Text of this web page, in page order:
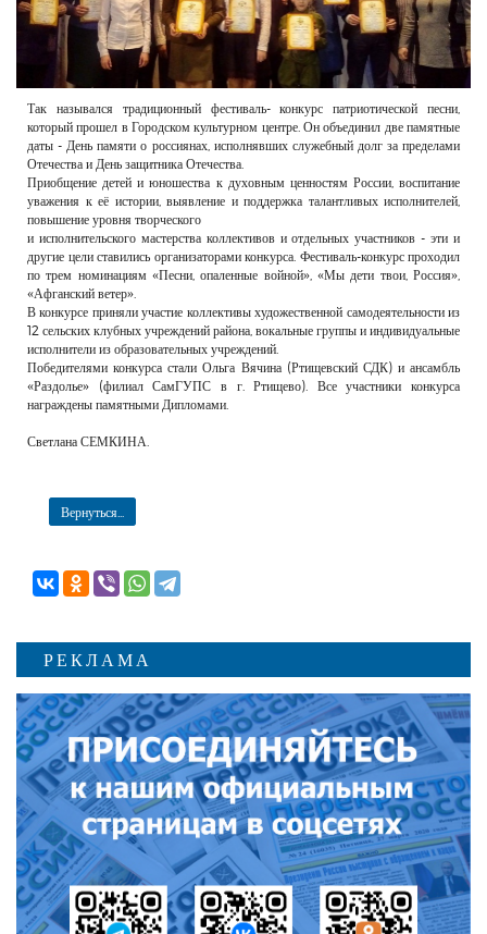
КОНТАКТЫ
Так назывался традиционный фестиваль- конкурс патриотической песни,
который прошел в Городском культурном центре. Он объединил две памятные
даты - День памяти о россиянах, исполнявших служебный долг за пределами
Отечества и День защитника Отечества.
Приобщение детей и юношества к духовным ценностям России, воспитание
уважения к её истории, выявление и поддержка талантливых исполнителей,
повышение уровня творческого
и исполнительского мастерства коллективов и отдельных участников - эти и
другие цели ставились организаторами конкурса. Фестиваль-конкурс проходил
по трем номинациям «Песни, опаленные войной», «Мы дети твои, Россия»,
«Афганский ветер».
В конкурсе приняли участие коллективы художественной самодеятельности из
12 сельских клубных учреждений района, вокальные группы и индивидуальные
исполнители из образовательных учреждений.
Победителями конкурса стали Ольга Вячина (Ртищевский СДК) и ансамбль
«Раздолье» (филиал СамГУПС в г. Ртищево). Все участники конкурса
награждены памятными Дипломами.
Светлана СЕМКИНА.
Вернуться...
РЕКЛАМА